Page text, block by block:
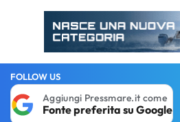
FOLLOW US
Aggiungi Pressmare.it come
Fonte preferita su Google